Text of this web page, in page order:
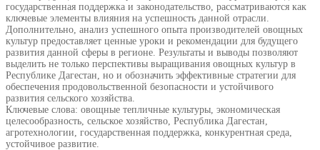
государственная поддержка и законодательство, рассматриваются как
ключевые элементы влияния на успешность данной отрасли.
Дополнительно, анализ успешного опыта производителей овощных
культур предоставляет ценные уроки и рекомендации для будущего
развития данной сферы в регионе. Результаты и выводы позволяют
выделить не только перспективы выращивания овощных культур в
Республике Дагестан, но и обозначить эффективные стратегии для
обеспечения продовольственной безопасности и устойчивого
развития сельского хозяйства.
Ключевые слова: овощные тепличные культуры, экономическая
целесообразность, сельское хозяйство, Республика Дагестан,
агротехнологии, государственная поддержка, конкурентная среда,
устойчивое развитие.